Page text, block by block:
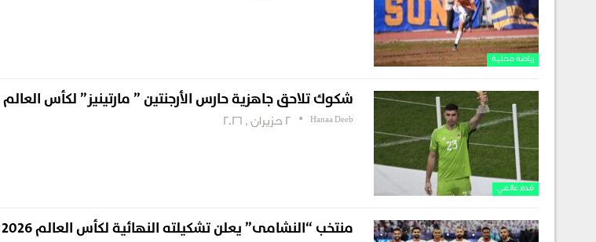
رياضة محلية
قدم عالمي
شكوك تلاحق جاهزية حارس الأرجنتين ” مارتينيز” لكأس العالم
Hanaa Deeb 2 حزيران , 2026
منتخب “النشامى” يعلن تشكيلته النهائية لكأس العالم 2026